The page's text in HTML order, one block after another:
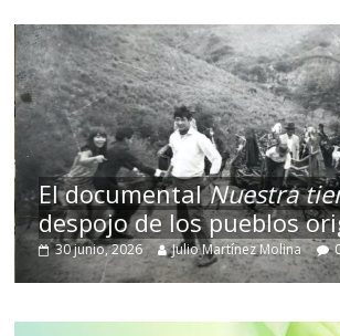
El documentalNuestra
despojo de los pueblos
30 junio, 2026 Julio Martínez Molina